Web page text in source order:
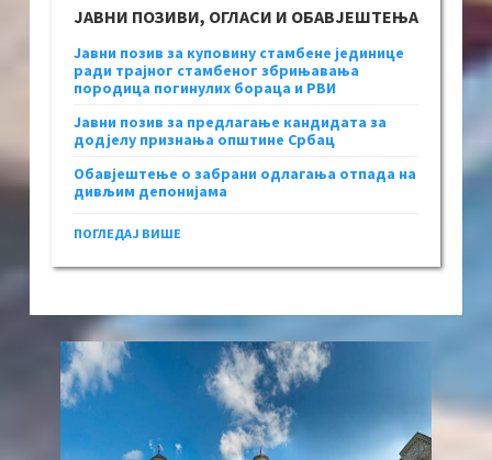
ЈАВНИ ПОЗИВИ, ОГЛАСИ И ОБАВЈЕШТЕЊА
Јавни позив за куповину стамбене јединице
ради трајног стамбеног збрињавања
породица погинулих бораца и РВИ
Јавни позив за предлагање кандидата за
додјелу признања општине Србац
Обавјештење о забрани одлагања отпада на
дивљим депонијама
ПОГЛЕДАЈ ВИШЕ